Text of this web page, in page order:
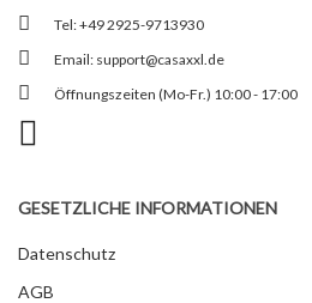
Tel: +49 2925-9713930
Email: support@casaxxl.de
Öffnungszeiten (Mo-Fr.) 10:00 - 17:00
GESETZLICHE INFORMATIONEN
Datenschutz
AGB